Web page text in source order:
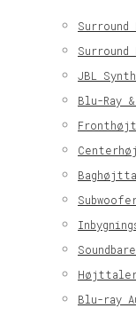
Surround
JBL
Blu-Ray
Højttaler
Blu-ray